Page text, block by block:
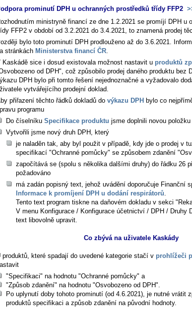
prominutí DPH u ochranných prostředků třídy FFP2
ministryně financí ze dne 1.2.2021 se promíjí DPH u
FFP2 v období od 3.2.2021 do 3.4.2021, to znamená prodej
bylo toto prominutí DPH prodlouženo až do 3.6.2021.
stránkách Ministerstva financí ČR.
Kaskádě sice i dosud existovala možnost nastavit u produktů
od DPH", což způsobilo prodej daného produktu bez
DPH bylo při tomto řešení nejednoznačné a vyžadovalo
vytvářejícího prodejní doklad.
přiřazení těchto řádků dokladů do výkazu DPH bylo co
programu
Do číselníku Specifikace produktu jsme doplnili novou
Vytvořili jsme nový druh DPH, který
je naladěn tak, aby byl použit v případě, kdy jde o prodej v
specifikací "Ochranné pomůcky" se způsobem zdanění
započítává se (spolu s několika dalšími druhy) do řádku 26
požadováno
má zadán popisný text, jehož uvádění doporučuje Finanční
Informace k promíjení DPH u dodání respirátorů.
Tento text program tiskne na daňovém dokladu v sekci
V menu Konfigurace / Konfigurace účetnictví / DPH / Druhy
text libovolně upravit.
Co zbývá na uživatele Kaskády
produktů, které spadají do uvedené kategorie stačí v prohlížeči
"Specifikaci" na hodnotu "Ochranné pomůcky" a
"Způsob zdanění" na hodnotu "Osvobozeno od DPH".
Po uplynutí doby tohoto prominutí (od 4.6.2021), je nutné vrátit
produktů specifikaci a způsob zdanění na původní hodnoty.